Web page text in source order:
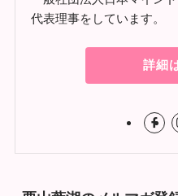
代表理事をしています。
詳細